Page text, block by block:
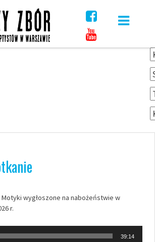
wygłoszone na nabożeństwie w
r.
39:14